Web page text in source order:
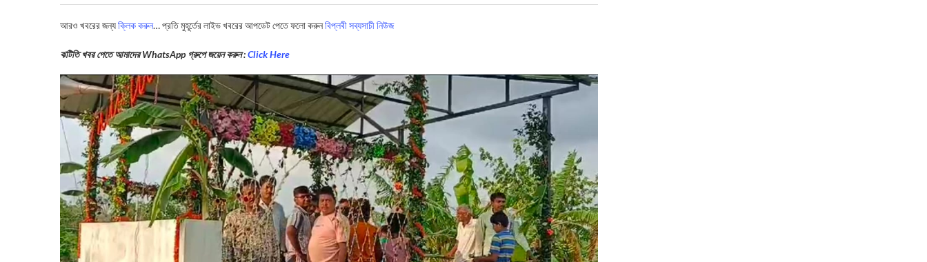
আরও খবরের জন্যক্লিক করুন… প্রতি মুহূর্তের লাইভ খবরের আপডেট পেতে ফলো করুনবিপ্লবী সব্যসাচী নিউজ
ঝটিতি খবর পেতে আমাদের WhatsApp গ্রুপে জয়েন করুন :Click Here